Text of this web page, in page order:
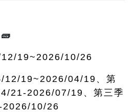
12/19~2026/10/26
12/19~2026/04/19、第
21-2026/07/19、第三季
10/26